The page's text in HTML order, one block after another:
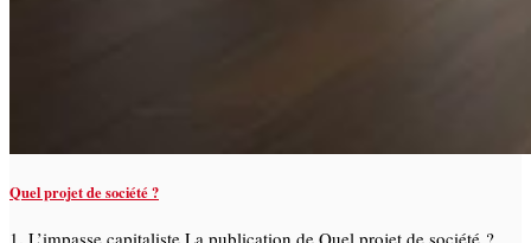
Quel projet de société ?
1. L’impasse capitaliste La publication de Quel projet de société ?